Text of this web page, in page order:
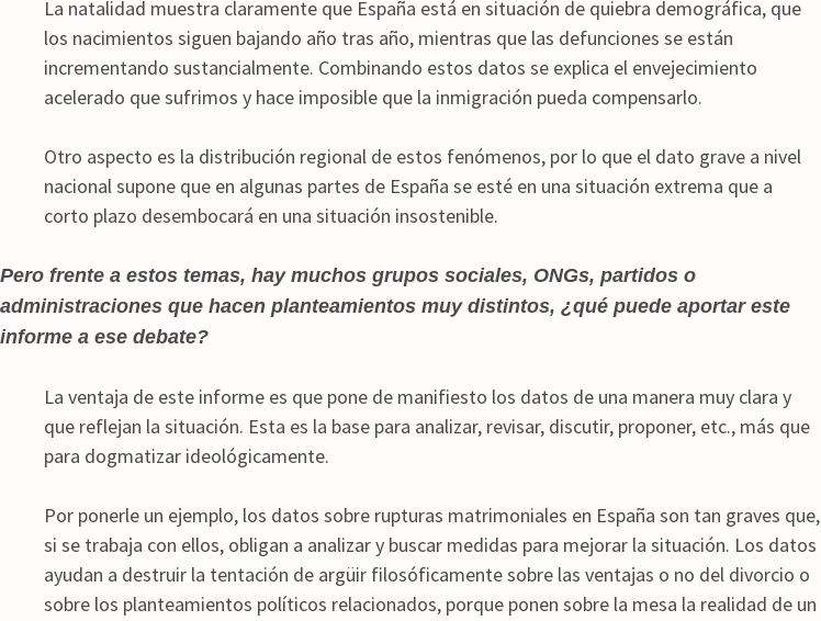
La natalidad muestra claramente que España está en situación de quiebra demográfica, que
los nacimientos siguen bajando año tras año, mientras que las defunciones se están
incrementando sustancialmente. Combinando estos datos se explica el envejecimiento
acelerado que sufrimos y hace imposible que la inmigración pueda compensarlo.
Otro aspecto es la distribución regional de estos fenómenos, por lo que el dato grave a nivel
nacional supone que en algunas partes de España se esté en una situación extrema que a
corto plazo desembocará en una situación insostenible.
Pero frente a estos temas, hay muchos grupos sociales, ONGs, partidos o
administraciones que hacen planteamientos muy distintos, ¿qué puede aportar este
informe a ese debate?
La ventaja de este informe es que pone de manifiesto los datos de una manera muy clara y
que reflejan la situación. Esta es la base para analizar, revisar, discutir, proponer, etc., más que
para dogmatizar ideológicamente.
Por ponerle un ejemplo, los datos sobre rupturas matrimoniales en España son tan graves que,
si se trabaja con ellos, obligan a analizar y buscar medidas para mejorar la situación. Los datos
ayudan a destruir la tentación de argüir filosóficamente sobre las ventajas o no del divorcio o
sobre los planteamientos políticos relacionados, porque ponen sobre la mesa la realidad de un